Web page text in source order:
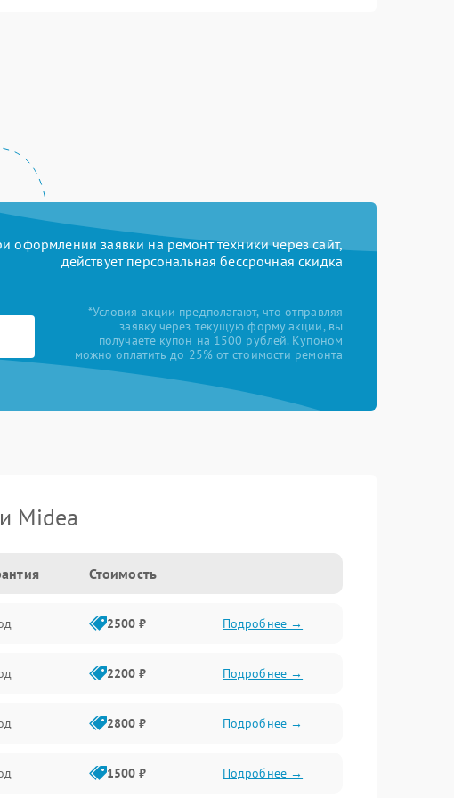
оформлении заявки на ремонт техники через сайт,
действует персональная бессрочная скидка
*Условия акции предполагают, что отправляя
заявку через текущую форму акции, вы
получаете купон на 1500 рублей. Купоном
можно оплатить до 25% от стоимости ремонта
Midea
Стоимость
2500 ₽ Подробнее →
2200 ₽ Подробнее →
2800 ₽ Подробнее →
1500 ₽ Подробнее →